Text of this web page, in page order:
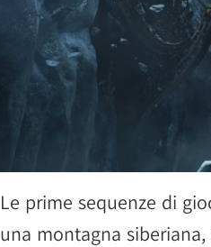
Le prime sequenze di
una montagna